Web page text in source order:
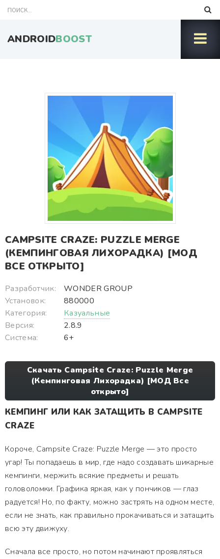
ANDROIDBOOST
CAMPSITE CRAZE: PUZZLE MERGE
(КЕМПИНГОВАЯ ЛИХОРАДКА) [МОД
ВСЕ ОТКРЫТО]
Разработчик:
WONDER GROUP
Установок:
880000
Категория:
Казуальные
Версия:
2.8.9
Система:
6+
Скачать Campsite Craze: Puzzle Merge
(Кемпинговая Лихорадка) [МОД Все
открыто]
КЕМПИНГ ИЛИ КАК ЗАТАЩИТЬ В CAMPSITE
CRAZE
Короче, Campsite Craze: Puzzle Merge — это просто
угар! Ты попадаешь в мир, где надо создавать шикарные
кемпинги, мержить всякие предметы и решать
головоломки. Графика яркая, как у пончиков — глаз
радуется! Но, по факту, можно застрять на одном месте,
если не знать, как правильно прокачиваться и затащить
всю эту движуху.
Сначала все просто, но потом начинают проявляться